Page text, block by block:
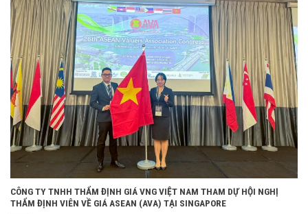
CÔNG TY TNHH THẨM ĐỊNH GIÁ VNG VIỆT NAM THAM DỰ HỘI NGHỊ
THẨM ĐỊNH VIÊN VỀ GIÁ ASEAN (AVA) TẠI SINGAPORE